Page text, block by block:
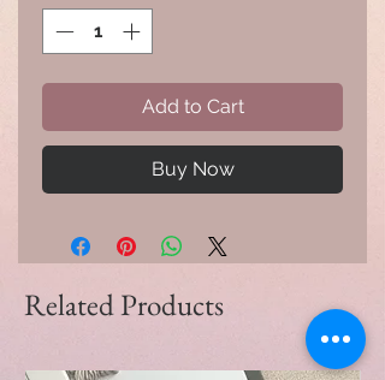
Add to Cart
Buy Now
Related Products